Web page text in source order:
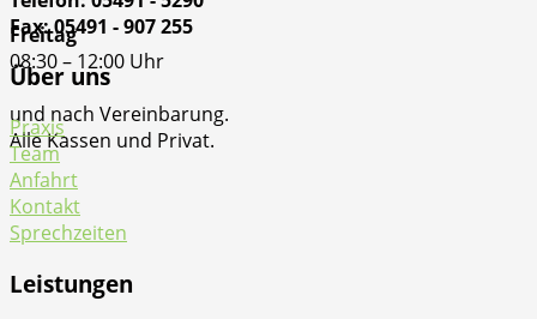
Freitag
08:30 – 12:00 Uhr
und nach Vereinbarung.
Alle Kassen und Privat.
Fax: 05491 - 907 255
Über uns
Praxis
Team
Anfahrt
Kontakt
Sprechzeiten
Leistungen